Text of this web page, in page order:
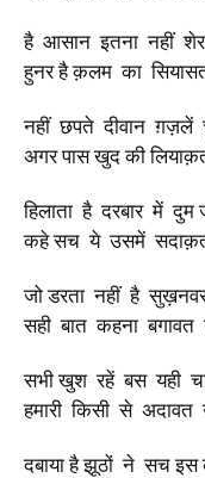
है आसान इतना नहीं
हुनर है क़लम का
नहीं छपते दीवान ग़ज़लें
अगर पास खुद की
हिलाता है दरबार में दुम
कहे सच ये उसमें
जो डरता नहीं है सुख़नवर
सही बात कहना बगावत
सभी खुश रहें बस यही
हमारी किसी से अदावत
दबाया है झूठों ने सच